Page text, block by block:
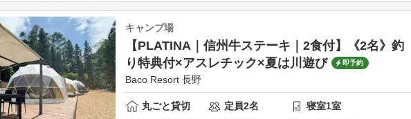
キャンプ場
【PLATINA｜信州牛ステーキ｜2食付】《2名》釣
り特典付×アスレチック×夏は川遊び
即予約
Baco Resort 長野
丸ごと貸切 定員2名 寝室1室